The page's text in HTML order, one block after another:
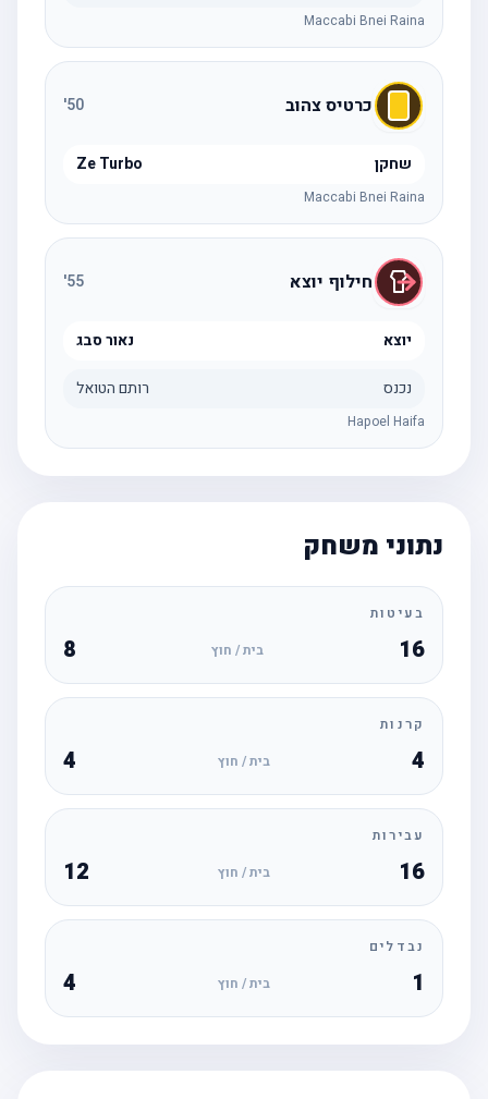
Maccabi Bnei Raina
כרטיס צהוב 50
'
שחקן Ze Turbo
Maccabi Bnei Raina
חילוף יוצא 55
'
יוצא נאור סבג
נכנס רותם הטואל
Hapoel Haifa
נתוני משחק
בעיטות
16 בית / חוץ
קרנות
בית / חוץ
עבירות
16 בית / חוץ 12
נבדלים
בית / חוץ